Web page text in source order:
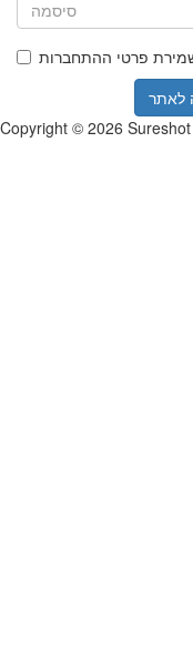
פרטי ההתחברות
Copyright © 2026